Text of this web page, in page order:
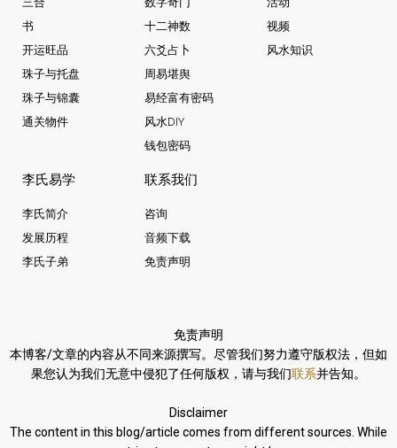
书
开运旺品
珠子与托盘
珠子与锦囊
通关物件
十二神数
六爻占卜
周易堪舆
易经富有密码
风水DIY
钱包密码
视频
风水知识
李氏易学
李氏简介
发展历程
李氏子弟
联系我们
咨询
音频下载
免责声明
免责声明
本博客/文章的内容从不同来源撰写。 尽管我们努力遵守版权法， 但如
果您认为我们无意中侵犯了任何版权，请与我们联系并告知。
Disclaimer
The content in this blog/article comes from different sources. While